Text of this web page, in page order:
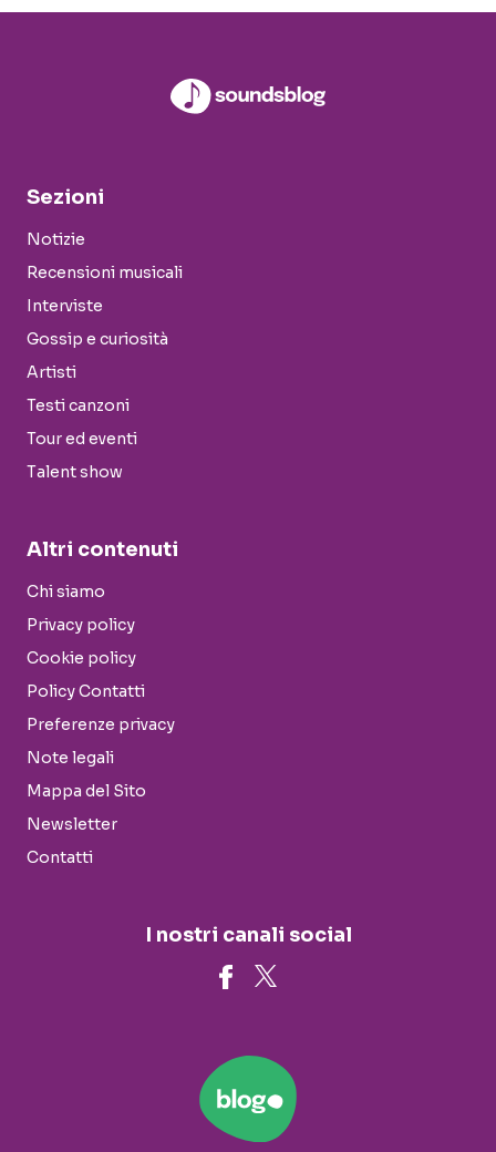
Sezioni
Notizie
Recensioni musicali
Interviste
Gossip e curiosità
Artisti
Testi canzoni
Tour ed eventi
Talent show
Altri contenuti
Chi siamo
Privacy policy
Cookie policy
Policy Contatti
Preferenze privacy
Note legali
Mappa del Sito
Newsletter
Contatti
I nostri canali social